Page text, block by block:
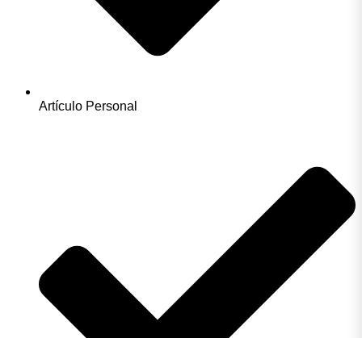
Artículo Personal